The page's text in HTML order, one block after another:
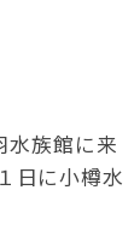
族館に来
日に小樽水